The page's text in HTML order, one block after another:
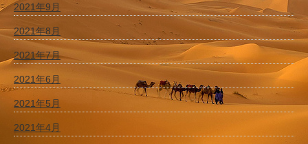
2021年9月
2021年8月
2021年7月
2021年6月
2021年5月
2021年4月